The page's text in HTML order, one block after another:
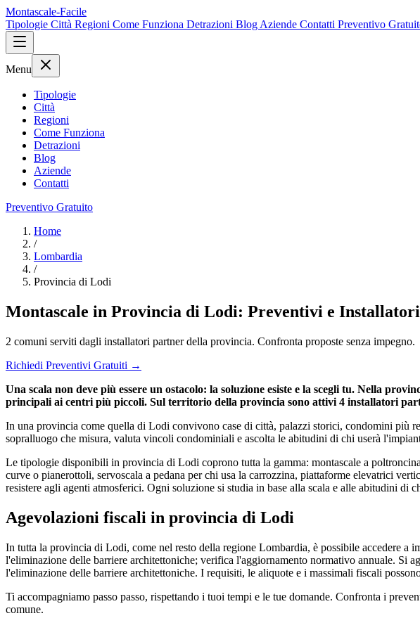
Montascale-Facile
Tipologie Città Regioni Come Funziona Detrazioni Blog Aziende Contatti Preventivo
Menu
Tipologie
Città
Regioni
Come Funziona
Detrazioni
Blog
Aziende
Contatti
Preventivo Gratuito
Home
/
Lombardia
/
Provincia di Lodi
Montascale in Provincia di Lodi: Preventivi e Installatori
2 comuni serviti dagli installatori partner della provincia. Confronta proposte senza impegno.
Richiedi Preventivi Gratuiti →
Una scala non deve più essere un ostacolo: la soluzione esiste e la scegli tu. Nella
principali ai centri più piccoli. Sul territorio della provincia sono attivi 4 installatori
In una provincia come quella di Lodi convivono case di città, palazzi storici, condomini più
sopralluogo che misura, valuta vincoli condominiali e ascolta le abitudini di chi userà
Le tipologie disponibili in provincia di Lodi coprono tutta la gamma: montascale a
curve o pianerottoli, servoscala a pedana per chi usa la carrozzina, piattaforme elevatrici
resistere agli agenti atmosferici. Ogni soluzione si studia in base alla scala e alle abitudini di
Agevolazioni fiscali in provincia di Lodi
In tutta la provincia di Lodi, come nel resto della regione Lombardia, è possibile accedere
l'eliminazione delle barriere architettoniche; verifica l'aggiornamento normativo annuale. Si
l'eliminazione delle barriere architettoniche. I requisiti, le aliquote e i massimali fiscali
Ti accompagniamo passo passo, rispettando i tuoi tempi e le tue domande. Confronta i
comune.